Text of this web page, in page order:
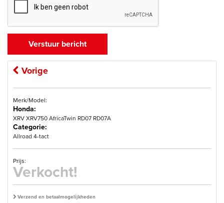
Vorige
Merk/Model:
Honda:
XRV XRV750 AfricaTwin RD07 RD07A
Categorie:
Allroad 4-tact
Prijs:
Verkocht!
Verzend en betaalmogelijkheden